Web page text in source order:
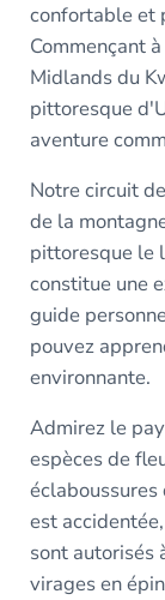
confortable et
Commençant
Midlands du
pittoresque
aventure
Notre circuit
de la
pittoresque le
constitue une
guide
pouvez
environnante.
Admirez le
espèces de
est
sont autorisés
virages en